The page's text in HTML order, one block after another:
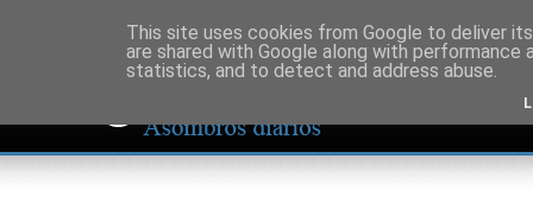
This site uses cookies from Google to deliver
are shared with Google along with
statistics, and to detect and address abuse.